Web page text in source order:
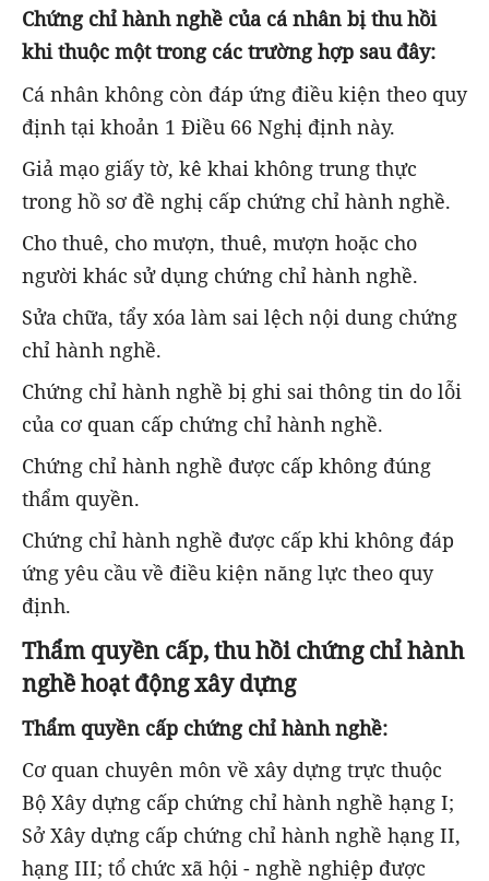
Chứng chỉ hành nghề của cá nhân bị thu hồi
khi thuộc một trong các trường hợp sau đây:
Cá nhân không còn đáp ứng điều kiện theo quy
định tại khoản 1 Điều 66 Nghị định này.
Giả mạo giấy tờ, kê khai không trung thực
trong hồ sơ đề nghị cấp chứng chỉ hành nghề.
Cho thuê, cho mượn, thuê, mượn hoặc cho
người khác sử dụng chứng chỉ hành nghề.
Sửa chữa, tẩy xóa làm sai lệch nội dung chứng
chỉ hành nghề.
Chứng chỉ hành nghề bị ghi sai thông tin do lỗi
của cơ quan cấp chứng chỉ hành nghề.
Chứng chỉ hành nghề được cấp không đúng
thẩm quyền.
Chứng chỉ hành nghề được cấp khi không đáp
ứng yêu cầu về điều kiện năng lực theo quy
định.
Thẩm quyền cấp, thu hồi chứng chỉ hành
nghề hoạt động xây dựng
Thẩm quyền cấp chứng chỉ hành nghề:
Cơ quan chuyên môn về xây dựng trực thuộc
Bộ Xây dựng cấp chứng chỉ hành nghề hạng I;
Sở Xây dựng cấp chứng chỉ hành nghề hạng II,
hạng III; tổ chức xã hội - nghề nghiệp được